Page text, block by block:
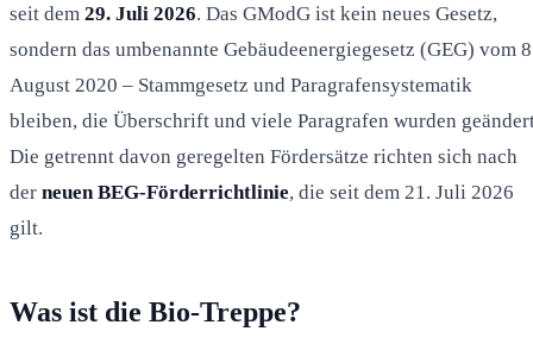
seit dem 29. Juli 2026. Das GModG ist kein neues Gesetz,
sondern das umbenannte Gebäudeenergiegesetz (GEG) vom
August 2020 – Stammgesetz und Paragrafensystematik
bleiben, die Überschrift und viele Paragrafen wurden
Die getrennt davon geregelten Fördersätze richten sich nach
der neuen BEG-Förderrichtlinie, die seit dem 21. Juli 2026
gilt.
Was ist die Bio-Treppe?